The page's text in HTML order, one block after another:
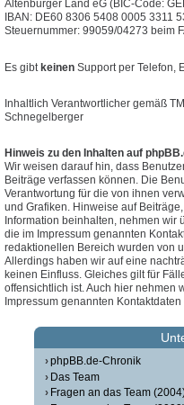
Altenburger Land eG (BIC-Code:
IBAN: DE60 8306 5408 0005 3311
Steuernummer: 99059/04273 beim
Es gibt keinen Support per Telefon,
Inhaltlich Verantwortlicher gemäß
Schnegelberger
Hinweis zu den Inhalten auf
Wir weisen darauf hin, dass
Beiträge verfassen können. Die
Verantwortung für die von ihnen
und Grafiken. Hinweise auf
Information beinhalten, nehmen wir
die im Impressum genannten
redaktionellen Bereich wurden von
Allerdings haben wir auf eine
keinen Einfluss. Gleiches gilt für
offensichtlich ist. Auch hier nehmen
Impressum genannten
phpBB.de-Chronik
Das Team
Fragen an das Team